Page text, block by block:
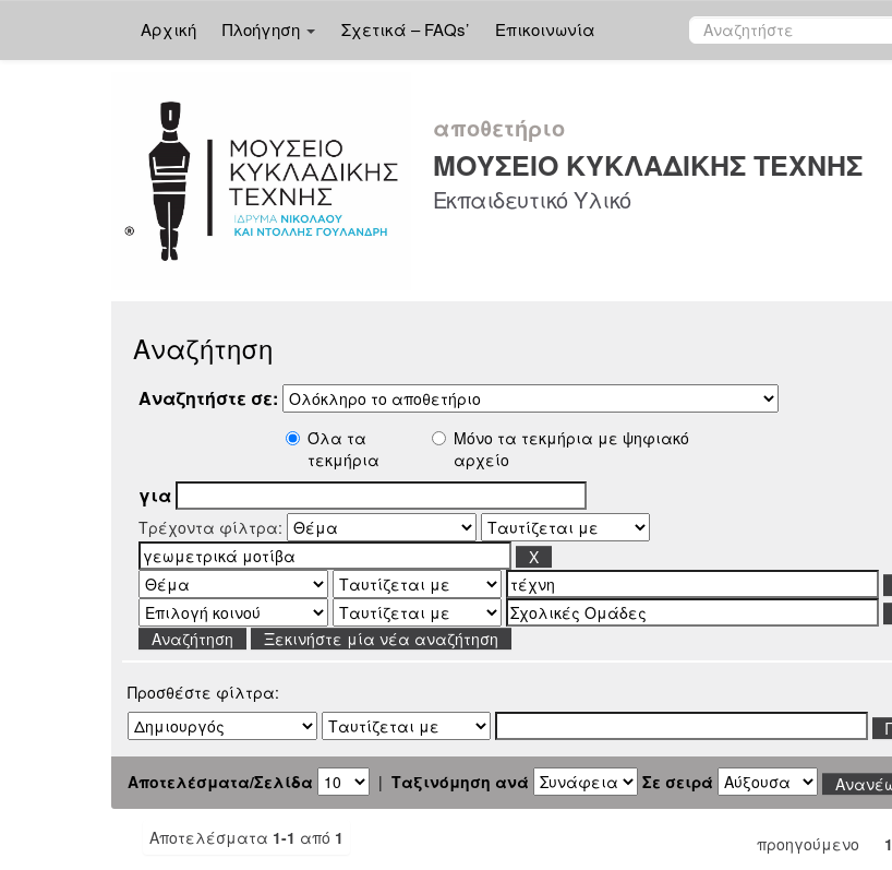
Αρχική Πλοήγηση Σχετικά – FAQs’ Επικοινωνία
αποθετήριο
ΜΟΥΣΕΙΟ ΚΥΚΛΑΔΙΚΗΣ ΤΕΧΝΗΣ
Εκπαιδευτικό Υλικό
Αναζήτηση
Αναζητήστε σε:
Όλα τα
τεκμήρια
Μόνο τα τεκμήρια με ψηφιακό
αρχείο
για
Τρέχοντα φίλτρα:
Ξεκινήστε μία νέα αναζήτηση
Προσθέστε φίλτρα:
Αποτελέσματα/Σελίδα | Ταξινόμηση ανά Σε σειρά
Αποτελέσματα 1-1 από 1 προηγούμενο 1